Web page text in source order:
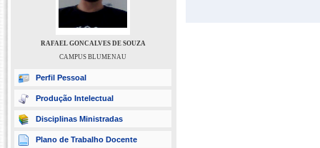
RAFAEL GONCALVES DE SOUZA
CAMPUS BLUMENAU
Perfil Pessoal
Produção Intelectual
Disciplinas Ministradas
Plano de Trabalho Docente